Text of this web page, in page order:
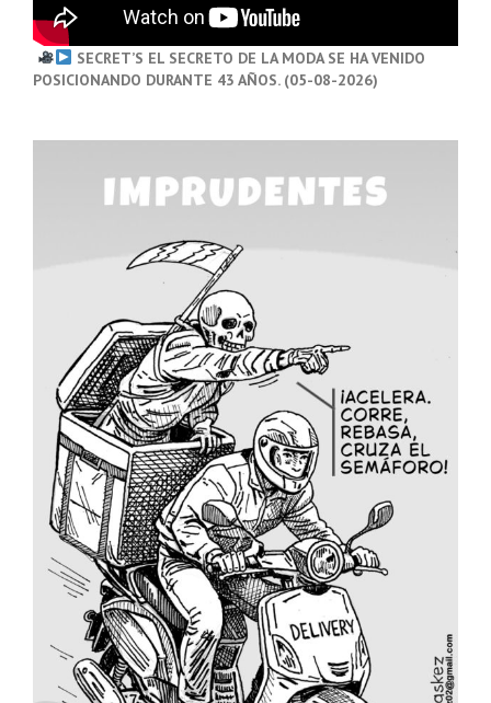
SECRET’S EL SECRETO DE LA MODA SE HA VENIDO
POSICIONANDO DURANTE 43 AÑOS. (05-08-2026)